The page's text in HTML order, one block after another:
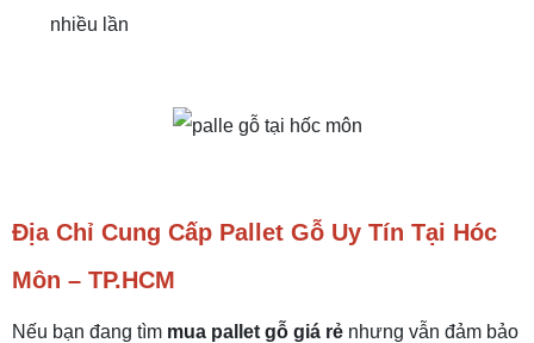
nhiều lần
Địa Chỉ Cung Cấp Pallet Gỗ Uy Tín Tại Hóc
Môn – TP.HCM
Nếu bạn đang tìm mua pallet gỗ giá rẻ nhưng vẫn đảm bảo